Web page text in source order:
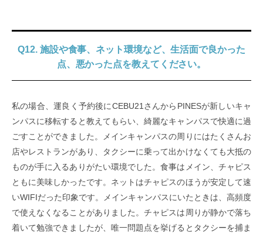
Q12. 施設や食事、ネット環境など、生活面で良かった
点、悪かった点を教えてください。
私の場合、運良く予約後にCEBU21さんからPINESが新しいキャ
ンパスに移転すると教えてもらい、綺麗なキャンパスで快適に過
ごすことができました。メインキャンパスの周りにはたくさんお
店やレストランがあり、タクシーに乗って出かけなくても大抵の
ものが手に入るありがたい環境でした。食事はメイン、チャピス
ともに美味しかったです。ネットはチャピスのほうが安定して速
いWIFIだった印象です。メインキャンパスにいたときは、高頻度
で使えなくなることがありました。チャピスは周りが静かで落ち
着いて勉強できましたが、唯一問題点を挙げるとタクシーを捕ま